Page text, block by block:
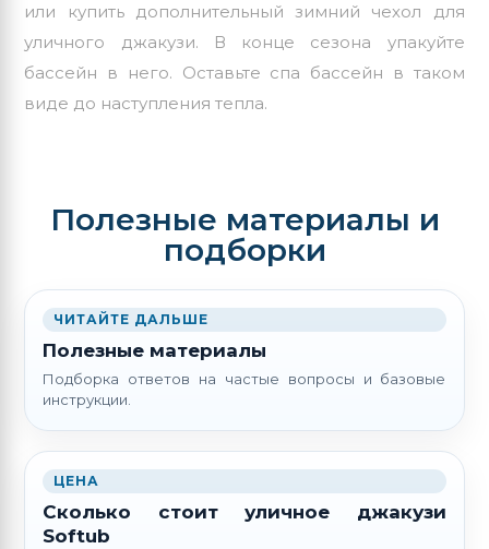
или купить дополнительный зимний чехол для
уличного джакузи. В конце сезона упакуйте
бассейн в него. Оставьте спа бассейн в таком
виде до наступления тепла.
Полезные материалы и
подборки
ЧИТАЙТЕ ДАЛЬШЕ
Полезные материалы
Подборка ответов на частые вопросы и базовые
инструкции.
ЦЕНА
Сколько стоит уличное джакузи
Softub